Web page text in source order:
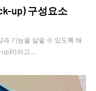
up) 구성요소
기능을 살필 수 있도록 해
up)이라고…